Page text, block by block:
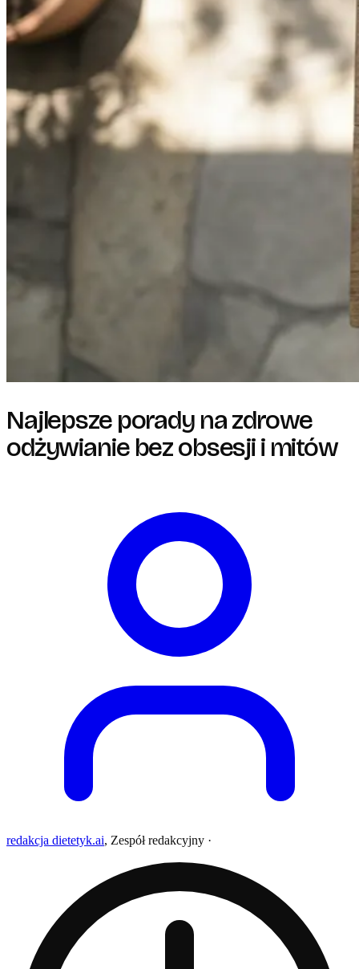
Najlepsze porady na zdrowe
odżywianie bez obsesji i mitów
redakcja dietetyk.ai, Zespół redakcyjny ·